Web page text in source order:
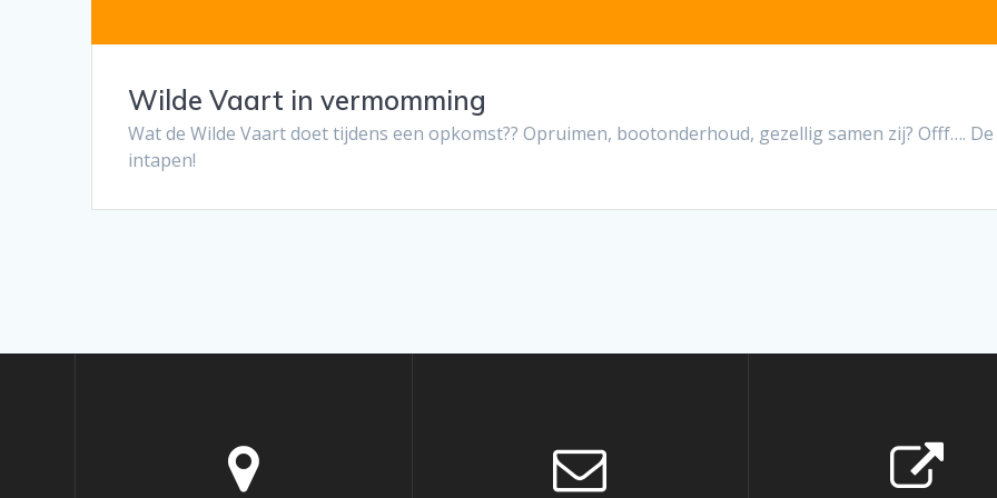
Wilde Vaart in vermomming
Wat de Wilde Vaart doet tijdens een opkomst?? Opruimen, bootonderhoud, gezellig samen zij? Offf….
intapen!